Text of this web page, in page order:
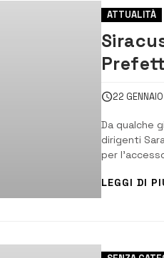
ATTUALITÀ
22
Da qualche
dirigenti
per
laureate in
d...
LEGGI DI